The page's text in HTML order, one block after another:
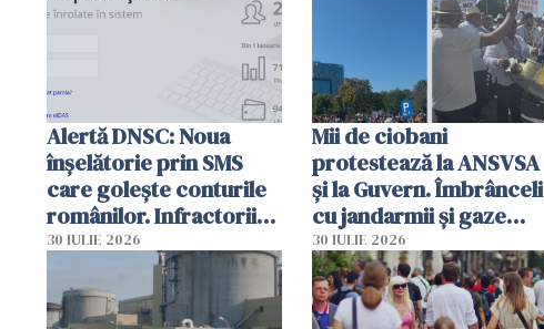
Alertă DNSC: Noua
înșelătorie prin SMS
care golește conturile
românilor. Infractorii
folosesc numele
Ghișeul.ro și al Poliției
Române
30 IULIE 2026
Mii de ciobani
protestează la ANSVSA
și la Guvern. Îmbrânceli
cu jandarmii și gaze
lacrimogene
30 IULIE 2026